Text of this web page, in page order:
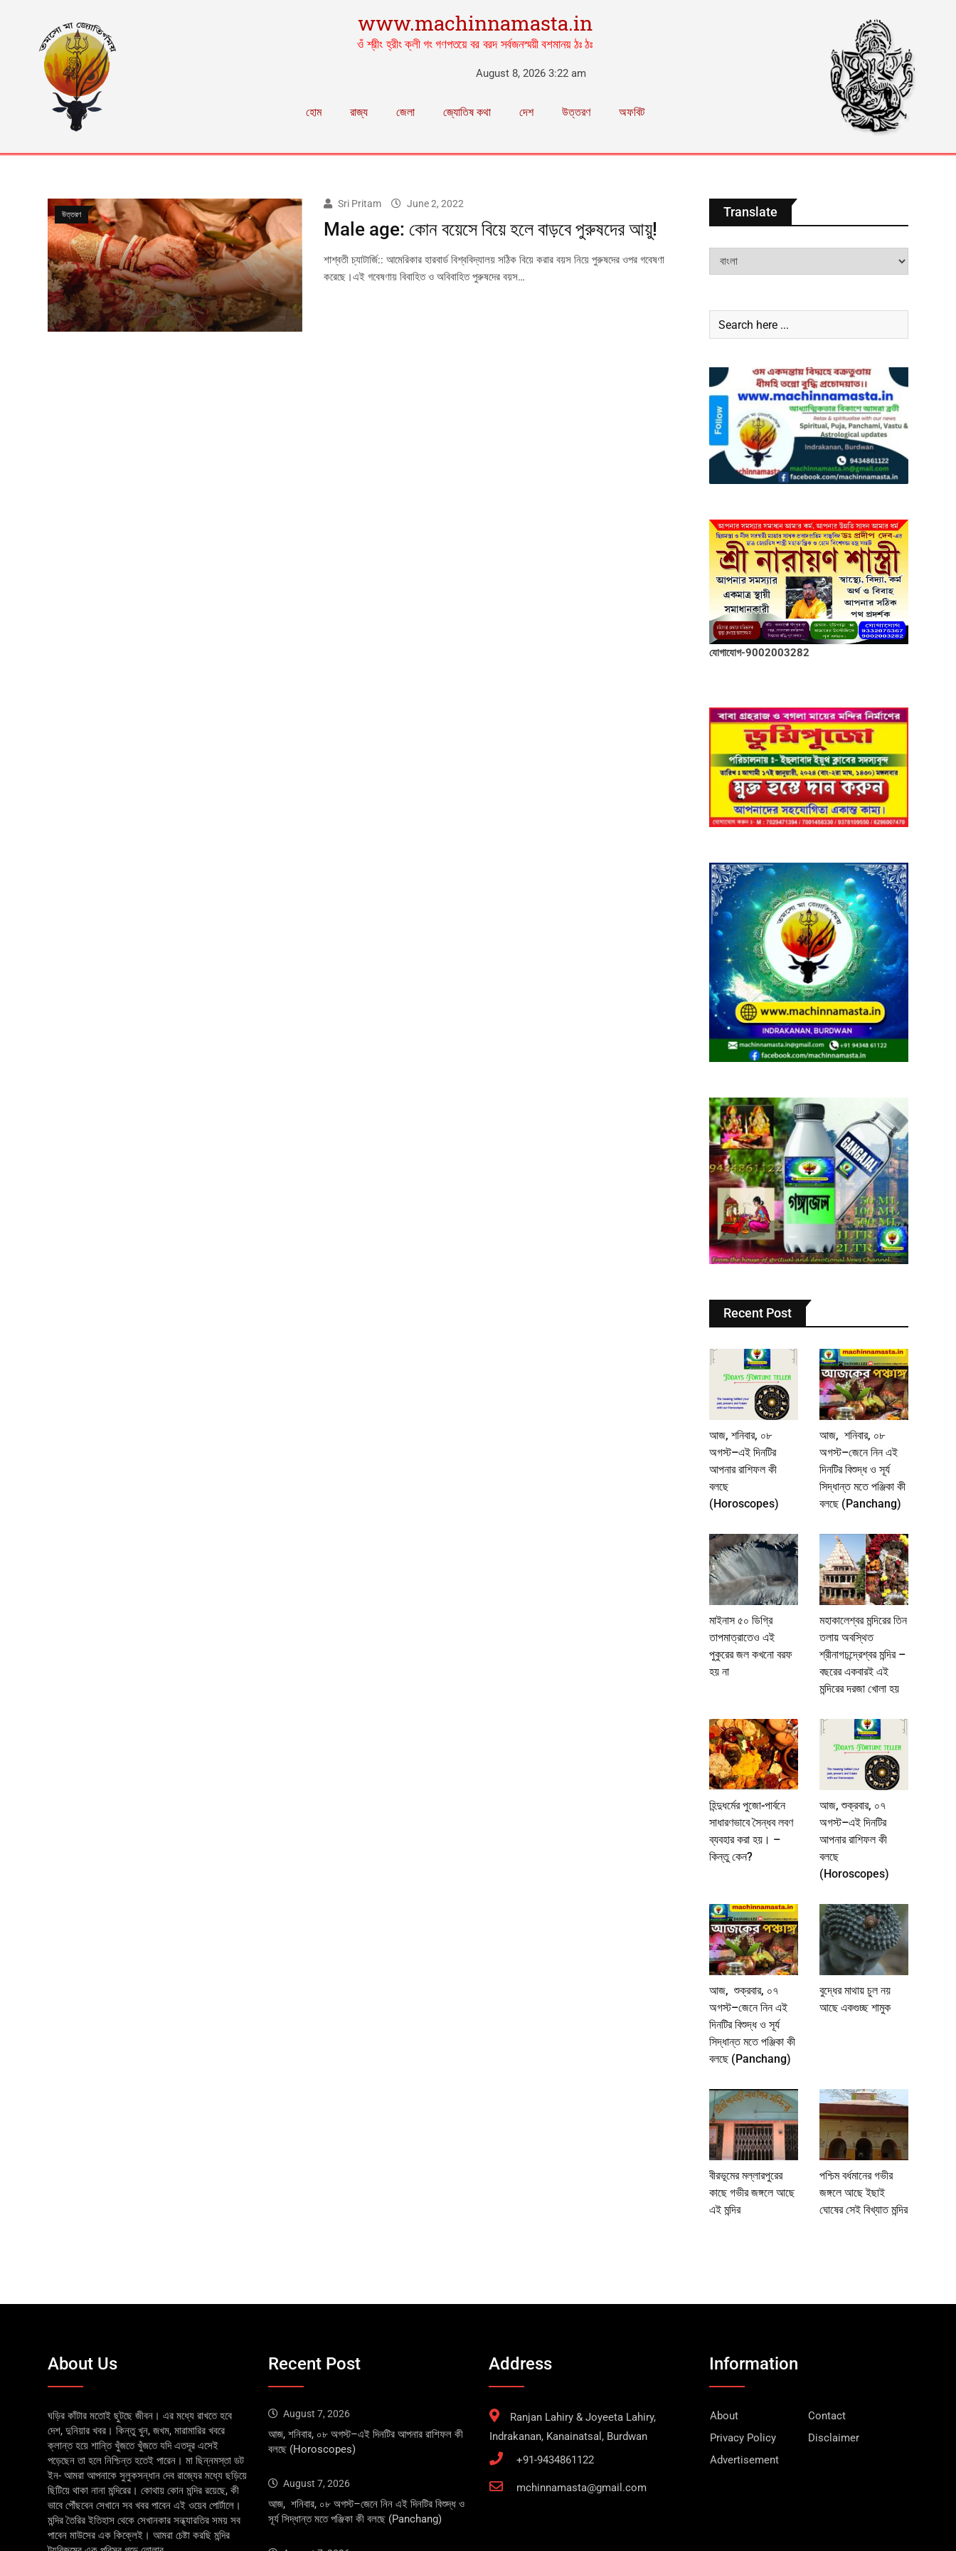
www.machinnamasta.in
ওঁ শ্রীং হ্রীং ক্লী গং গণপতয়ে বর বরদ সর্বজনস্ময়ী বশমানয় ঠঃ ঠঃ
August 8, 2026 3:22 am
হোম রাজ্য জেলা জ্যোতিষ কথা দেশ উত্তরণ অফবিট
উত্তরণ
Sri Pritam June 2, 2022
Male age: কোন বয়েসে বিয়ে হলে বাড়বে পুরুষদের আয়ু!
শাশ্বতী চ্যাটার্জি:: আমেরিকার হারবার্ড বিশ্ববিদ্যালয় সঠিক বিয়ে করার বয়স নিয়ে পুরুষদের ওপর গবেষণা
করেছে।এই গবেষণায় বিবাহিত ও অবিবাহিত পুরুষদের বয়স…
Translate
যোগাযোগ-9002003282
Recent Post
আজ, শনিবার, ০৮
অগস্ট–এই দিনটির
আপনার রাশিফল কী
বলছে
(Horoscopes)
আজ, শনিবার, ০৮
অগস্ট–জেনে নিন এই
দিনটির বিশুদ্ধ ও সূর্য
সিদ্ধান্ত মতে পঞ্জিকা কী
বলছে (Panchang)
মাইনাস ৫০ ডিগ্রি
তাপমাত্রাতেও এই
পুকুরের জল কখনো বরফ
হয় না
মহাকালেশ্বর মন্দিরের তিন
তলায় অবস্থিত
শ্রীনাগচন্দ্রেশ্বর মন্দির –
বছরের একবারই এই
মন্দিরের দরজা খোলা হয়
হিন্দুধর্মের পুজো-পার্বনে
সাধারণভাবে সৈন্ধব লবণ
ব্যবহার করা হয়। –
কিন্তু কেন?
আজ, শুক্রবার, ০৭
অগস্ট–এই দিনটির
আপনার রাশিফল কী
বলছে
(Horoscopes)
আজ, শুক্রবার, ০৭
অগস্ট–জেনে নিন এই
দিনটির বিশুদ্ধ ও সূর্য
সিদ্ধান্ত মতে পঞ্জিকা কী
বলছে (Panchang)
বুদ্ধের মাথায় চুল নয়
আছে একগুচ্ছ শামুক
বীরভূমের মল্লারপুরের
কাছে গভীর জঙ্গলে আছে
এই মন্দির
পশ্চিম বর্ধমানের গভীর
জঙ্গলে আছে ইছাই
ঘোষের সেই বিখ্যাত মন্দির
About Us
ঘড়ির কাঁটার মতোই ছুটছে জীবন। এর মধ্যে রাখতে হবে
দেশ, দুনিয়ার খবর। কিন্তু খুন, জখম, মারামারির খবরে
ক্লান্ত হয়ে শান্তি খুঁজতে খুঁজতে যদি এতদূর এসেই
পড়েছেন তা হলে নিশ্চিন্ত হতেই পারেন। মা ছিন্নমস্তা ডট
ইন- আমরা আপনাকে সুলুকসন্ধান দেব রাজ্যের মধ্যে ছড়িয়ে
ছিটিয়ে থাকা নানা মন্দিরের। কোথায় কোন মন্দির রয়েছে, কী
ভাবে পৌঁছবেন সেখানে সব খবর পাবেন এই ওয়েব পোর্টালে।
মন্দির তৈরির ইতিহাস থেকে সেখানকার সন্ধ্যারতির সময় সব
পাবেন মাউসের এক কিক্লেই। আমরা চেষ্টা করছি মন্দির
Recent Post
August 7, 2026
আজ, শনিবার, ০৮ অগস্ট–এই দিনটির আপনার রাশিফল কী
বলছে (Horoscopes)
August 7, 2026
আজ, শনিবার, ০৮ অগস্ট–জেনে নিন এই দিনটির বিশুদ্ধ ও
সূর্য সিদ্ধান্ত মতে পঞ্জিকা কী বলছে (Panchang)
Address
Ranjan Lahiry & Joyeeta Lahiry,
Indrakanan, Kanainatsal, Burdwan
+91-9434861122
mchinnamasta@gmail.com
Information
About
Contact
Privacy Policy
Disclaimer
Advertisement